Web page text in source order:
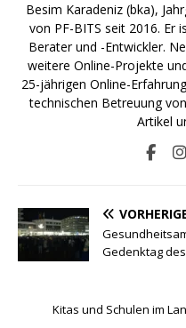
Besim Karadeniz (bka),
von PF-BITS seit 2016. Er
Berater und -Entwickler.
weitere Online-Projekte
25-jährigen Online-
technischen Betreuung
Artikel
Gedenktag
Kitas und Schulen im